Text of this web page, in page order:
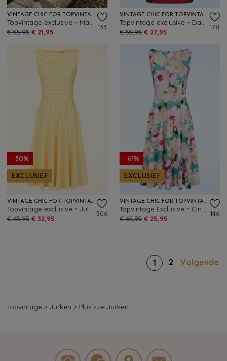
VINTAGE CHIC FOR TOPVINTAGE
€ 55,95 € 21,95
133
VINTAGE CHIC FOR TOPVINTAGE
€ 55,95 € 27,95
178
- 50%
EXCLUSIEF
VINTAGE CHIC FOR TOPVINTAGE
€ 65,95 € 32,95
306
- 61%
EXCLUSIEF
VINTAGE CHIC FOR TOPVINTAGE
€ 65,95 € 25,95
146
1 2 Volgende
Topvintage > Jurken > Plus size Jurken